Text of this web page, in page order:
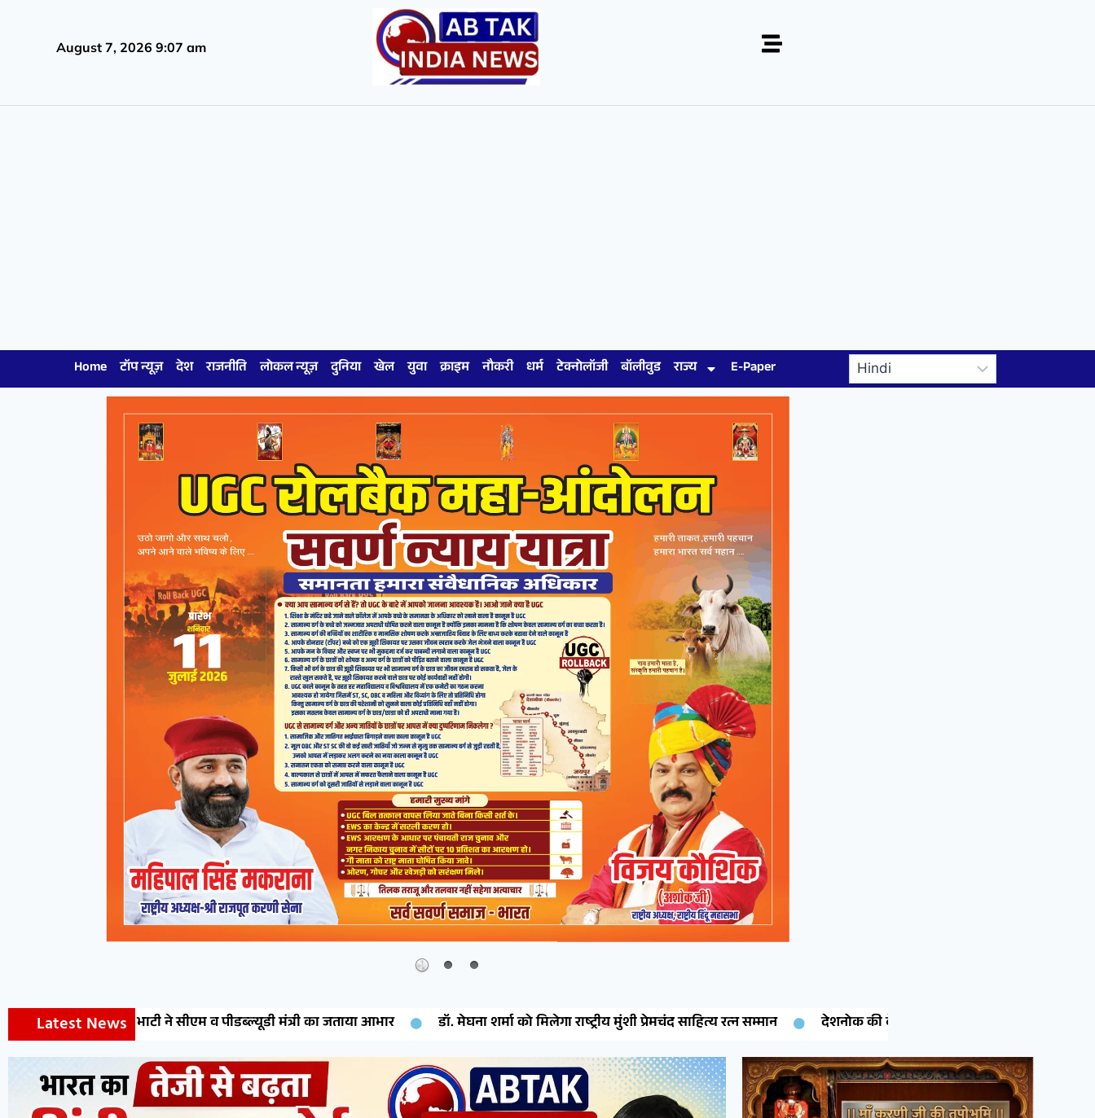
August 7, 2026 9:07 am
Home टॉप न्यूज़ देश राजनीति लोकल न्यूज़ दुनिया खेल युवा क्राइम नौकरी धर्म टेक्नोलॉजी बॉलीवुड राज्य E-Paper
Latest News
व पीडब्ल्यूडी मंत्री का जताया आभार डॉ. मेघना शर्मा को मिलेगा राष्ट्रीय मुंशी प्रेमचंद साहित्य रत्न सम्मान देशनोक की बेटी गरिमा चारण ने रचा इतिहास: कंप्यूटर साइंस में पीएचडी पूरी कर क्षेत्र